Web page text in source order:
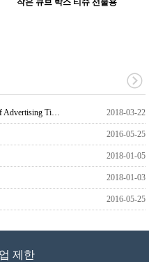
작은 큐브 박스 티슈 선물용
Cost Efficient Promotional tool : 9 Benefits of Advertising Tissue 2018-03-22
2016-05-25
2018-01-05
2018-01-03
2016-05-25
제한